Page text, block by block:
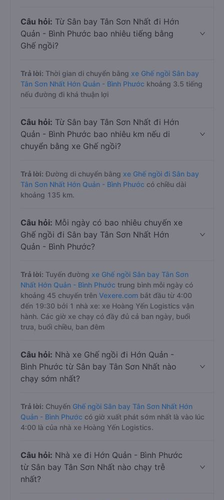
Câu hỏi: Từ Sân bay Tân Sơn Nhất đi Hớn
Quản - Bình Phước bao nhiêu tiếng bằng
Ghế ngồi?
Trả lời: Thời gian di chuyển bằng xe Ghế ngồi Sân bay
Tân Sơn Nhất Hớn Quản - Bình Phước khoảng 3.5 tiếng
nếu đường đi khá thuận lợi
Câu hỏi: Từ Sân bay Tân Sơn Nhất đi Hớn
Quản - Bình Phước bao nhiêu km nếu di
chuyển bằng xe Ghế ngồi?
Trả lời: Đường di chuyển bằng xe Ghế ngồi đi Sân bay
Tân Sơn Nhất Hớn Quản - Bình Phước có chiều dài
khoảng 135 km.
Câu hỏi: Mỗi ngày có bao nhiêu chuyến xe
Ghế ngồi đi Sân bay Tân Sơn Nhất Hớn
Quản - Bình Phước?
Trả lời: Tuyến đường xe Ghế ngồi Sân bay Tân Sơn
Nhất Hớn Quản - Bình Phước trung bình mỗi ngày có
khoảng 45 chuyến trên Vexere.com bắt đầu từ 4:00
đến 19:30 bởi 1 nhà xe: xe Hoàng Yến Logistics vận
hành. Các giờ xe chạy có đầy đủ cả ban ngày, buổi
trưa, buổi chiều, ban đêm
Câu hỏi: Nhà xe Ghế ngồi đi Hớn Quản -
Bình Phước từ Sân bay Tân Sơn Nhất nào
chạy sớm nhất?
Trả lời: Chuyến Ghế ngồi Sân bay Tân Sơn Nhất Hớn
Quản - Bình Phước có giờ xuất phát sớm nhất là vào lúc
4:00 là của nhà xe Hoàng Yến Logistics.
Câu hỏi: Nhà xe đi Hớn Quản - Bình Phước
từ Sân bay Tân Sơn Nhất nào chạy trễ
nhất?